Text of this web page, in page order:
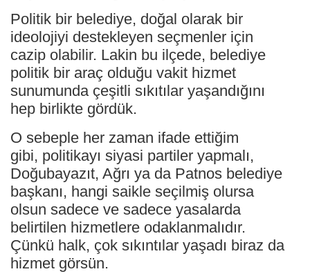
Politik bir belediye, doğal olarak bir
ideolojiyi destekleyen seçmenler için
cazip olabilir. Lakin bu ilçede, belediye
politik bir araç olduğu vakit hizmet
sunumunda çeşitli sıkıtılar yaşandığını
hep birlikte gördük.
O sebeple her zaman ifade ettiğim
gibi, politikayı siyasi partiler yapmalı,
Doğubayazıt, Ağrı ya da Patnos belediye
başkanı, hangi saikle seçilmiş olursa
olsun sadece ve sadece yasalarda
belirtilen hizmetlere odaklanmalıdır.
Çünkü halk, çok sıkıntılar yaşadı biraz da
hizmet görsün.